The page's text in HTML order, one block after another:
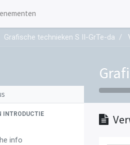
Grafische technieken S II-GrTe-da
INTRODUCTIE
info